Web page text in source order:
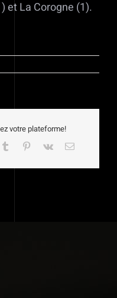
et La Corogne (1).
votre plateforme!
Tumblr Pinterest
Vk Email